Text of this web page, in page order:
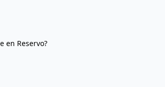
en Reservo?